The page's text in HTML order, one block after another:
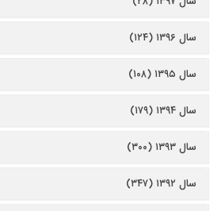
سال ۱۳۹۶ (۱۲۴)
سال ۱۳۹۵ (۱۰۸)
سال ۱۳۹۴ (۱۷۹)
سال ۱۳۹۳ (۳۰۰)
سال ۱۳۹۲ (۳۴۷)